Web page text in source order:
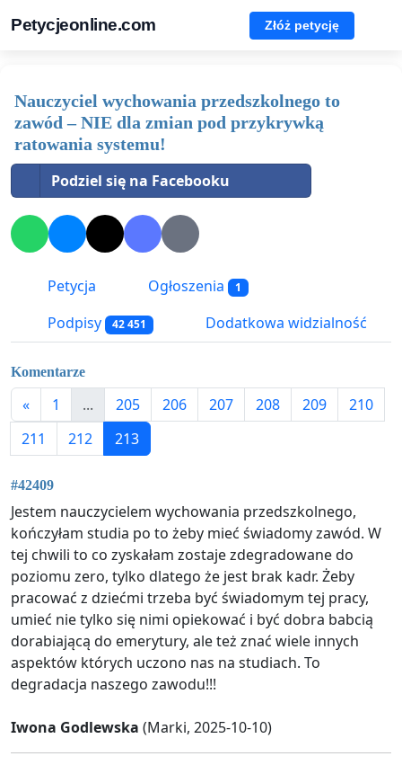
Petycjeonline.com Złóż petycję
Nauczyciel wychowania przedszkolnego to
zawód – NIE dla zmian pod przykrywką
ratowania systemu!
Podziel się na Facebooku
Petycja Ogłoszenia 1
Podpisy 42 451 Dodatkowa widzialność
Komentarze
« 1 ... 205 206 207 208 209
210
211
212 213
#42409
Jestem nauczycielem wychowania przedszkolnego,
kończyłam studia po to żeby mieć świadomy zawód. W
tej chwili to co zyskałam zostaje zdegradowane do
poziomu zero, tylko dlatego że jest brak kadr. Żeby
pracować z dziećmi trzeba być świadomym tej pracy,
umieć nie tylko się nimi opiekować i być dobra babcią
dorabiającą do emerytury, ale też znać wiele innych
aspektów których uczono nas na studiach. To
degradacja naszego zawodu!!!
Iwona Godlewska (Marki, 2025-10-10)